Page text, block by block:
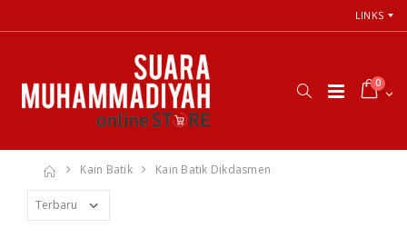
LINKS
0
Kain Batik Kain Batik Dikdasmen